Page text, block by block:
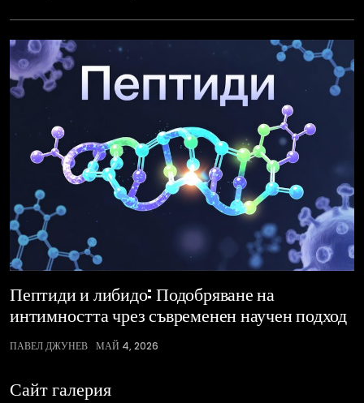
Пептиди и либидо: Подобряване на
интимността чрез съвременен научен подход
ПАВЕЛ ДЖУНЕВ МАЙ 4, 2026
Сайт галерия